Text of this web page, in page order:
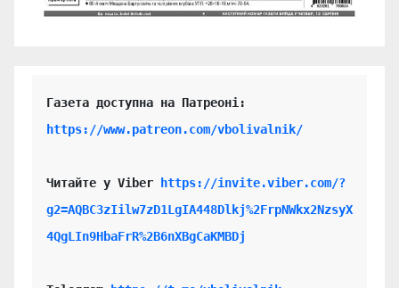
https://www.patreon.com/vbolivalnik/
Читайте у Viber
https://invite.viber.com/?
g2=AQBC3zIilw7zD1LgIA448Dlkj%2FrpNWkx2NzsyX
4QgLIn9HbaFrR%2B6nXBgCaKMBDj